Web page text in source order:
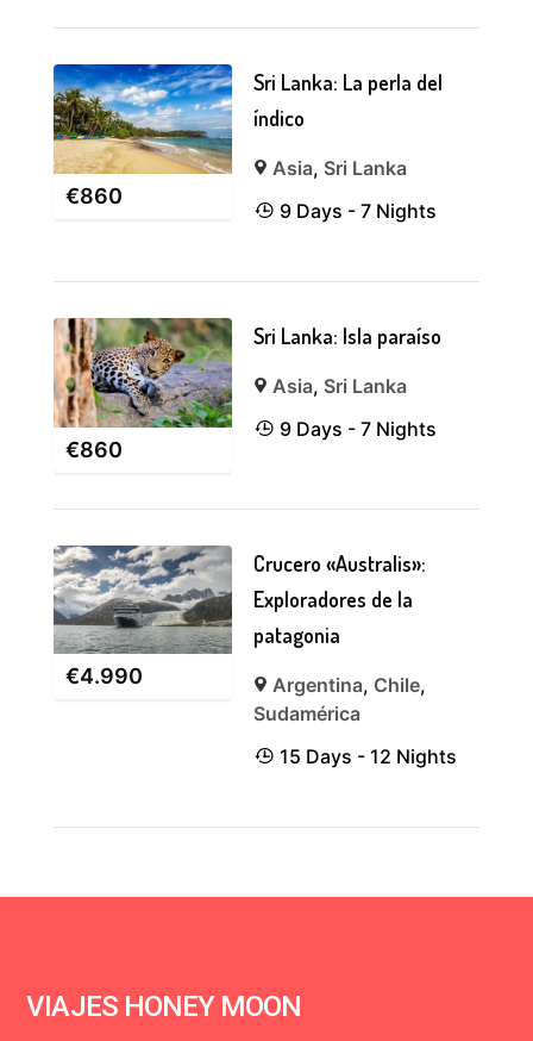
€860
Sri Lanka: La perla del
índico
Asia, Sri Lanka
9 Days - 7 Nights
€860
Sri Lanka: Isla paraíso
Asia, Sri Lanka
9 Days - 7 Nights
€4.990
Crucero «Australis»:
Exploradores de la
patagonia
Argentina, Chile,
Sudamérica
15 Days - 12 Nights
VIAJES HONEY MOON